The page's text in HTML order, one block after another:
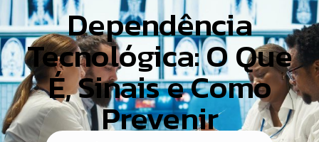
Dependência
Tecnológica: O Que
É, Sinais e Como
Prevenir